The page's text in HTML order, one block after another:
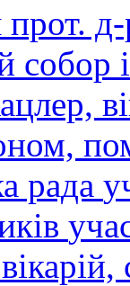
прот.
собор
рада